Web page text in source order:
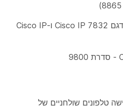
טלפון לשיחות ועידה מדגם Cisco IP 7832 ו-Cisco IP
טלפונים שולחניים של